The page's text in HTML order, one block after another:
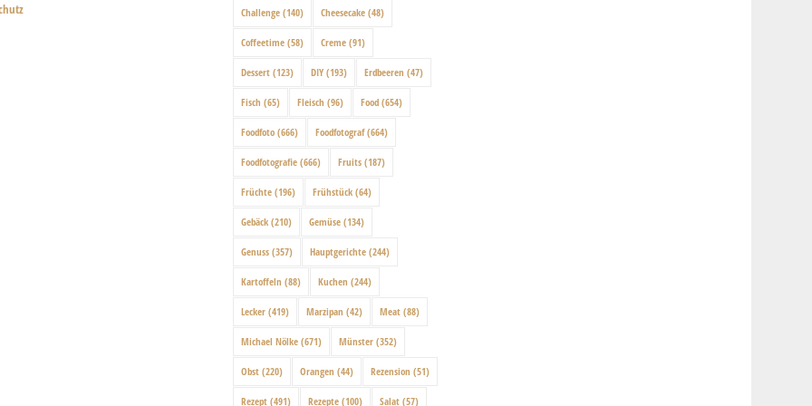
Challenge (140) Cheesecake (48)
Coffeetime (58) Creme (91)
Dessert (123) DIY (193) Erdbeeren (47)
Fisch (65) Fleisch (96) Food (654)
Foodfoto (666) Foodfotograf(664)
Foodfotografie (666) Fruits (187)
Früchte (196) Frühstück (64)
Gebäck (210) Gemüse (134)
Genuss (357) Hauptgerichte (244)
Kartoffeln (88) Kuchen (244)
Lecker (419) Marzipan (42) Meat (88)
Michael Nölke (671) Münster (352)
Obst (220) Orangen (44) Rezension (51)
Rezept (491) Rezepte (100) Salat (57)